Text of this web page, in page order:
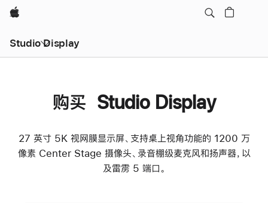
Apple
Studio Display
购买 Studio Display
27 英寸 5K 视网膜显示屏、支持桌上视角功能的 1200 万
像素 Center Stage 摄像头、录音棚级麦克风和扬声器，以
及雷雳 5 端口。